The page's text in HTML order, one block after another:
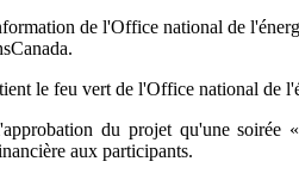
de l'Office national de
le feu vert de l'Office national de
du projet qu'une soirée
aux participants.